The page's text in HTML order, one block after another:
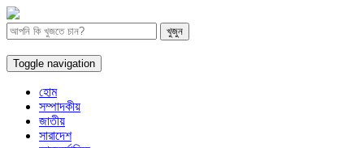
Toggle navigation
হোম
সম্পাদকীয়
জাতীয়
সারাদেশ